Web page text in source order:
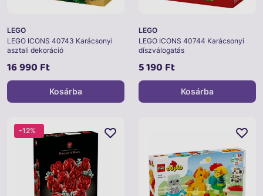
LEGO
LEGO ICONS 40743 Karácsonyi
asztali dekoráció
16 990 Ft
Kosárba
LEGO
LEGO ICONS 40744 Karácsonyi
díszválogatás
5 190 Ft
Kosárba
-12%